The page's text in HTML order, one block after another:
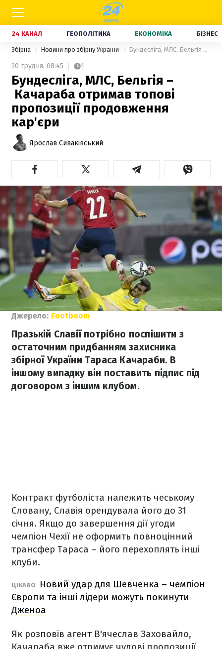
24 КАНАЛ ГЕОПОЛІТИКА ЕКОНОМІКА БІЗНЕС
Збірна Новини про збірну України Бундесліга, МЛС, Бельгія – Качараба отримав топові пропозиції продовження кар'єри
20 грудня, 08:45 1
Бундесліга, МЛС, Бельгія –
Качараба отримав топові
пропозиції продовження
кар'єри
Ярослав Сиваківський
Джерело: Footboom
Празькій Славії потрібно поспішити з
остаточним придбанням захисника
збірної України Тараса Качараби. В
іншому випадку він поставить підпис під
договором з іншим клубом.
Контракт футболіста належить чеському
Словану, Славія орендувала його до 31
січня. Якщо до завершення дії угоди
чемпіон Чехії не оформить повноцінний
трансфер Тараса – його перехоплять інші
клуби.
ЦІКАВО
Новий удар для Шевченка – чемпіон
Європи та інші лідери можуть покинути
Дженоа
Як розповів агент В'ячеслав Заховайло,